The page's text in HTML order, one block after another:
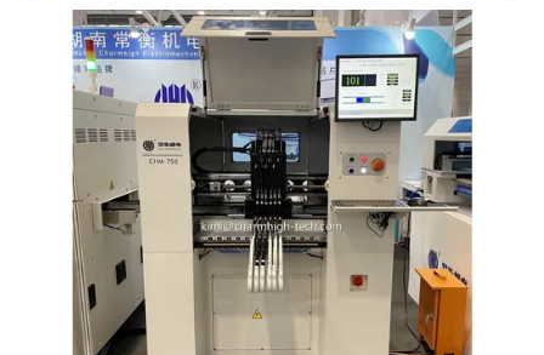
MAPA
SITIO
POLÍTICA